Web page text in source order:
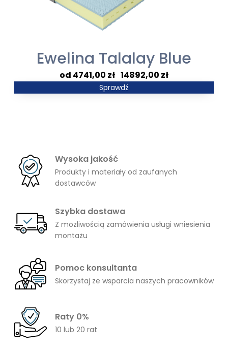
Ewelina Talalay Blue
4741,00 zł 14892,00 zł
Zakres
Sprawdź
Wysoka jakość
Produkty i materiały od zaufanych
dostawców
Szybka dostawa
Z możliwością zamówienia usługi wniesienia
montażu
Pomoc konsultanta
Skorzystaj ze wsparcia naszych pracowników
Raty 0%
10 lub 20 rat